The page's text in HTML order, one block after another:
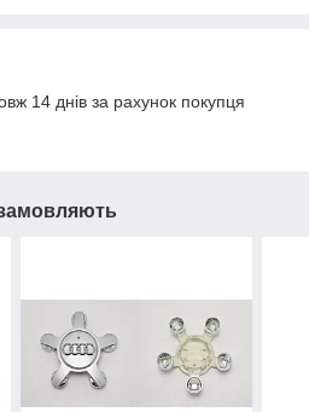
14 днів за рахунок покупця